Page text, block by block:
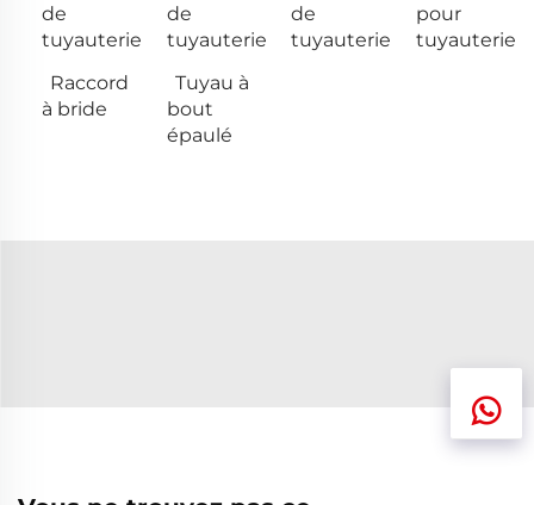
de
tuyauterie
de
tuyauterie
de
tuyauterie
pour
tuyauterie
Raccord
à bride
Tuyau à
bout
épaulé